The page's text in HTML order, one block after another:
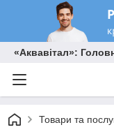
«Аквавітал»:
Товари та